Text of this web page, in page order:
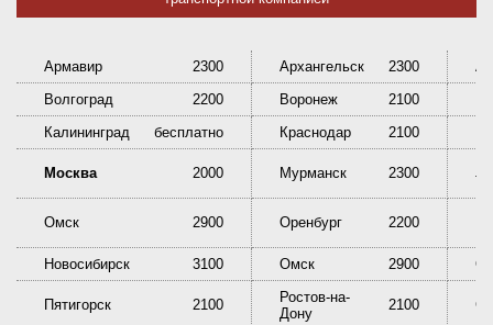
Армавир 2300 Архангельск 2300
Волгоград
2200 Воронеж 2100
Калининград
бесплатно Краснодар 2100
Москва 2000 Мурманск 2300
Омск 2900 Оренбург 2200
Новосибирск 3100 Омск 2900
Пятигорск 2100
Ростов-на-
Дону
2100